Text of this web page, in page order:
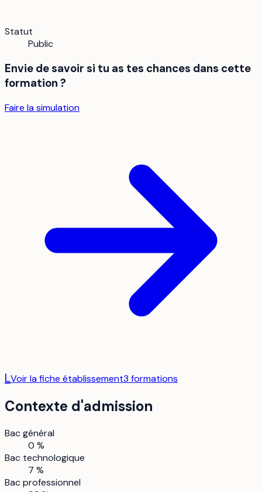
Statut
Public
Envie de savoir si tu as tes chances dans cette
formation ?
Faire la simulation
LVoir la fiche établissement3 formations
Contexte d'admission
Bac général
0 %
Bac technologique
7 %
Bac professionnel